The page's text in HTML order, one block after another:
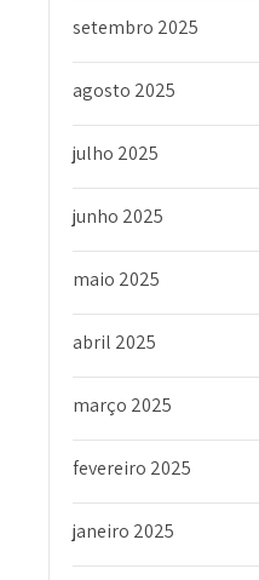
setembro 2025
agosto 2025
julho 2025
junho 2025
maio 2025
abril 2025
março 2025
fevereiro 2025
janeiro 2025